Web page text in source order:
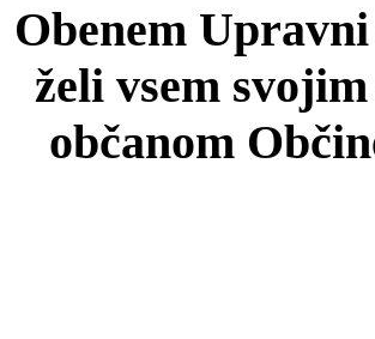
Obenem
želi vsem
občanom